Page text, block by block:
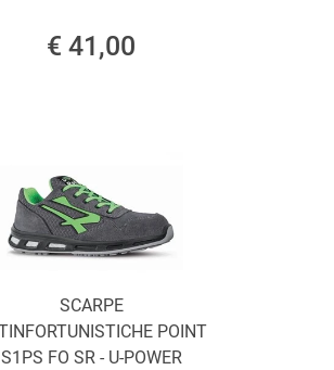
€ 41,00
SCARPE
POINT
S1PS FO SR - U-POWER